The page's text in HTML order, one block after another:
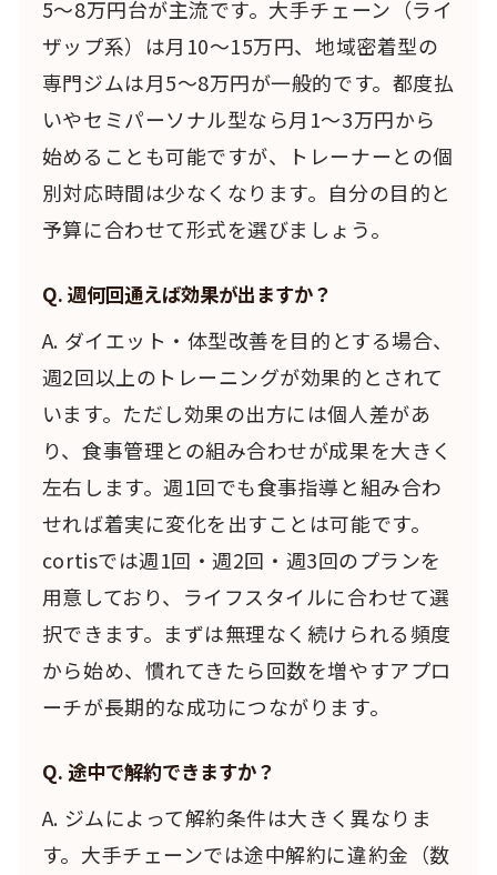
5〜8万円台が主流です。大手チェーン（ライ
ザップ系）は月10〜15万円、地域密着型の
専門ジムは月5〜8万円が一般的です。都度払
いやセミパーソナル型なら月1〜3万円から
始めることも可能ですが、トレーナーとの個
別対応時間は少なくなります。自分の目的と
予算に合わせて形式を選びましょう。
Q. 週何回通えば効果が出ますか？
A. ダイエット・体型改善を目的とする場合、
週2回以上のトレーニングが効果的とされて
います。ただし効果の出方には個人差があ
り、食事管理との組み合わせが成果を大きく
左右します。週1回でも食事指導と組み合わ
せれば着実に変化を出すことは可能です。
cortisでは週1回・週2回・週3回のプランを
用意しており、ライフスタイルに合わせて選
択できます。まずは無理なく続けられる頻度
から始め、慣れてきたら回数を増やすアプロ
ーチが長期的な成功につながります。
Q. 途中で解約できますか？
A. ジムによって解約条件は大きく異なりま
す。大手チェーンでは途中解約に違約金（数